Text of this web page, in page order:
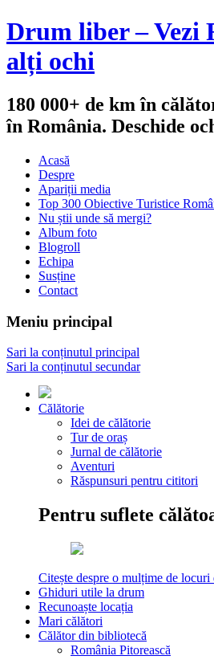
Drum liber – Vezi
alți ochi
180 000+ de km în
în România. Deschide
Acasă
Despre
Apariții media
Top 300 Obiective Turistice
Nu știi unde să mergi?
Album foto
Blogroll
Echipa
Susține
Contact
Meniu principal
Sari la conținutul principal
Sari la conținutul secundar
Călătorie
Idei de călătorie
Tur de oraș
Jurnal de călătorie
Aventuri
Răspunsuri pentru cititori
Pentru suflete
Citește despre o mulțime de locuri
Ghiduri utile la drum
Recunoaște locația
Mari călători
Călător din bibliotecă
România Pitorească